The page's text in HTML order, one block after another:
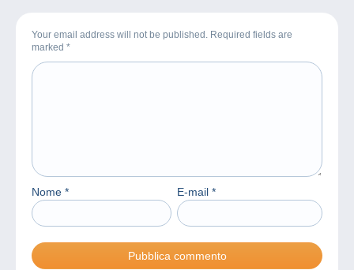
Your email address will not be published. Required fields are
marked *
Nome * E-mail *